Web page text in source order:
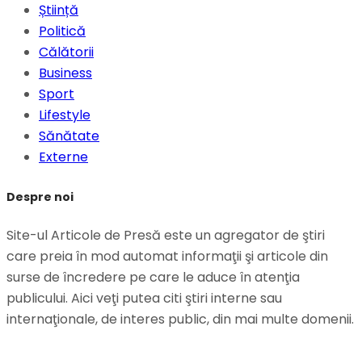
Știință
Politică
Călătorii
Business
Sport
Lifestyle
Sănătate
Externe
Despre noi
Site-ul Articole de Presă este un agregator de ştiri
care preia în mod automat informaţii şi articole din
surse de încredere pe care le aduce în atenţia
publicului. Aici veţi putea citi ştiri interne sau
internaţionale, de interes public, din mai multe domenii.